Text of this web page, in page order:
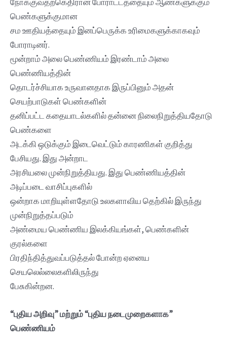
பெண்களுக்குமான
சம ஊதியத்தையும் இனப்பெருக்க உரிமைகளுக்காகவும்
போராடினர்.
மூன்றாம் அலை பெண்ணியம் இரண்டாம் அலை
பெண்ணியத்தின்
தொடர்ச்சியாக உருவானதாக இருப்பினும் அதன்
செயற்பாடுகள் பெண்களின்
தனிப்பட்ட கதையாடல்களில் தன்னை நிலைநிறுத்தியதோடு
பெண்களை
அடக்கி ஒடுக்கும் இடைவெட்டும் காரணிகள் குறித்து
பேசியது. இது அன்றாட
அரசியலை முன்நிறுத்தியது. இது பெண்ணியத்தின்
அடிப்படை வாசிப்புகளில்
ஒன்றாக மாறியுள்ளதோடு உலகளாவிய தெற்கில் இருந்து
முன்நிறுத்தப்படும்
அண்மைய பெண்ணிய இலக்கியங்கள், பெண்களின்
குரல்களை
பிரதிந்தித்துவப்படுத்த‌ல் போன்ற ஏனைய
செயலெல்லைகளிலிருந்து
பேசுகின்றன.
“புதிய அறிவு” மற்றும் “புதிய நடைமுறைகளாக”
பெண்ணியம்